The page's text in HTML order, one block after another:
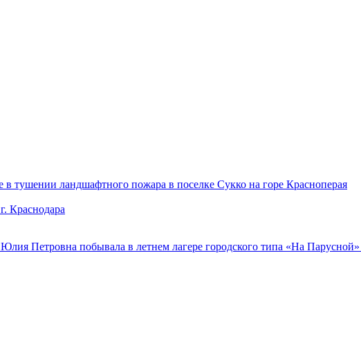
тушении ландшафтного пожара в поселке Сукко на горе Красноперая
Краснодара
Петровна побывала в летнем лагере городского типа «На Парусной»